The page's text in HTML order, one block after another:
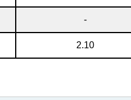
-
2.10